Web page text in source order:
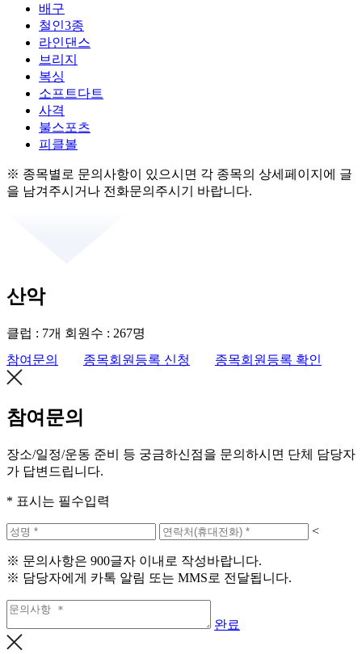
배구
철인3종
라인댄스
브리지
복싱
소프트다트
사격
불스포츠
피클볼
※ 종목별로 문의사항이 있으시면 각 종목의 상세페이지에 글
을 남겨주시거나 전화문의주시기 바랍니다.
산악
클럽 : 7개 회원수 : 267명
참여문의
종목회원등록 신청 종목회원등록 확인
참여문의
장소/일정/운동 준비 등 궁금하신점을 문의하시면 단체 담당자
가 답변드립니다.
* 표시는 필수입력
<
※ 문의사항은 900글자 이내로 작성바랍니다.
※ 담당자에게 카톡 알림 또는 MMS로 전달됩니다.
완료